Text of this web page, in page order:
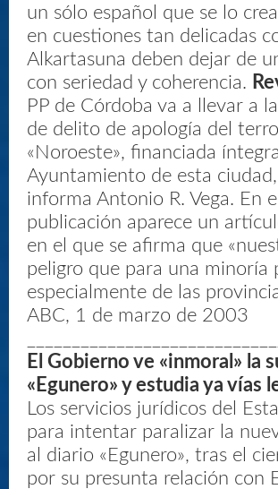
un sólo español que se lo
en cuestiones tan delicadas
Alkartasuna deben dejar de
con seriedad y coherencia.
PP de Córdoba va a llevar a
de delito de apología del
«Noroeste», financiada
Ayuntamiento de esta
informa Antonio R. Vega. En
publicación aparece un
en el que se afirma que
peligro que para una minoría
especialmente de las
ABC, 1 de marzo de 2003
El Gobierno ve «inmoral» la
«Egunero» y estudia ya vías
Los servicios jurídicos del
para intentar paralizar la
al diario «Egunero», tras el
por su presunta relación con